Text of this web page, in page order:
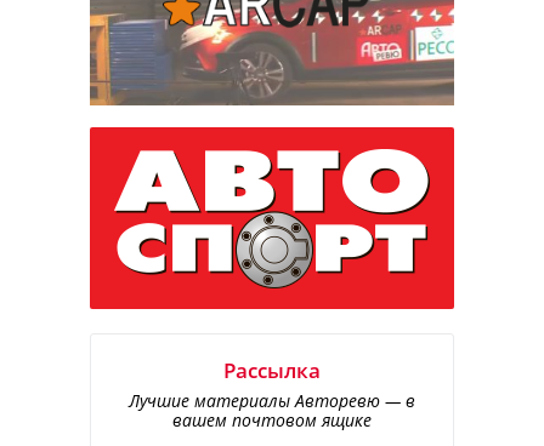
Рассылка
Лучшие материалы Авторевю — в
вашем почтовом ящике